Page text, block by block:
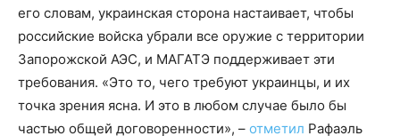
его словам, украинская сторона настаивает, чтобы
российские войска убрали все оружие с территории
Запорожской АЭС, и МАГАТЭ поддерживает эти
требования. «Это то, чего требуют украинцы, и их
точка зрения ясна. И это в любом случае было бы
частью общей договоренности», – отметил Рафаэль